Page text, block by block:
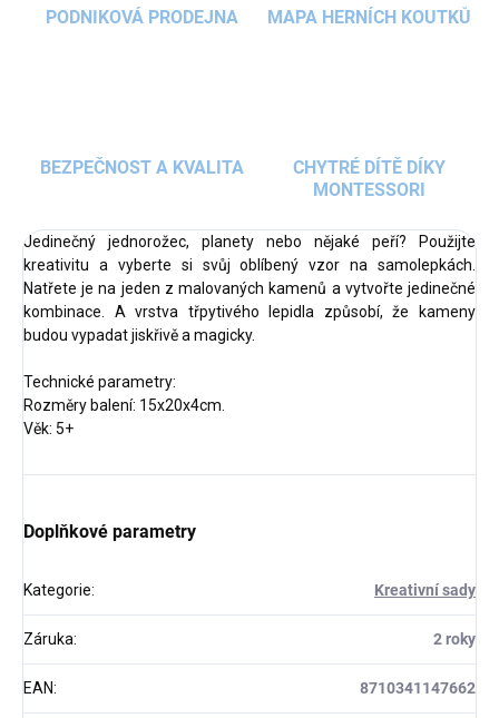
PODNIKOVÁ PRODEJNA MAPA HERNÍCH KOUTKŮ
BEZPEČNOST A KVALITA
CHYTRÉ DÍTĚ DÍKY
MONTESSORI
Jedinečný jednorožec, planety nebo nějaké peří? Použijte
kreativitu a vyberte si svůj oblíbený vzor na samolepkách.
Natřete je na jeden z malovaných kamenů a vytvořte jedinečné
kombinace. A vrstva třpytivého lepidla způsobí, že kameny
budou vypadat jiskřivě a magicky.
Technické parametry:
Rozměry balení: 15x20x4cm.
Věk: 5+
Doplňkové parametry
Kategorie: Kreativní sady
Záruka: 2 roky
EAN: 8710341147662